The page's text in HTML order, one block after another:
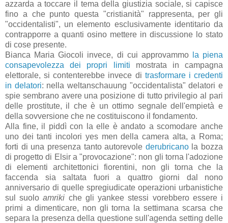
azzarda a toccare il tema della giustizia sociale, si capisce
fino a che punto questa "cristianità" rappresenta, per gli
"occidentalisti", un elemento esclusivamente identitario da
contrapporre a quanti osino mettere in discussione lo stato
di cose presente.
Bianca Maria Giocoli invece, di cui approvammo
la piena
consapevolezza dei propri limiti mostrata in campagna
elettorale, si contenterebbe invece di trasformare i credenti
in delatori: nella weltanschauung "occidentalista" delatori e
spie sembrano avere una posizione di tutto privilegio al pari
delle prostitute, il che è un ottimo segnale dell'empietà e
della sovversione che ne costituiscono il fondamento.
Alla fine, il piddì con la elle è andato a scomodare anche
uno dei tanti incolori yes men della camera alta, a Roma;
forti di una presenza tanto autorevole derubricanola bozza
di progetto di Elsir a "provocazione": non gli torna l'adozione
di elementi architettonici fiorentini, non gli torna che la
faccenda sia saltata fuori a quattro giorni dal nono
anniversario di quelle spregiudicate operazioni urbanistiche
sul suoloamriki che gli yankee stessi vorebbero essere i
primi a dimenticare, non gli torna la settimana scarsa che
separa la presenza della questione sull'agenda setting delle